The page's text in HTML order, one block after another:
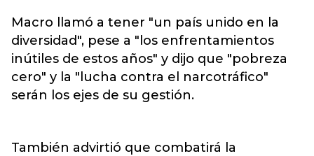
Macro llamó a tener "un país unido en la
diversidad", pese a "los enfrentamientos
inútiles de estos años" y dijo que "pobreza
cero" y la "lucha contra el narcotráfico"
serán los ejes de su gestión.
También advirtió que combatirá la